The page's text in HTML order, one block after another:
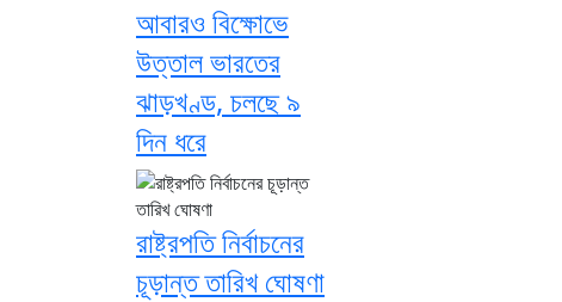
আবারও বিক্ষোভে
উত্তাল ভারতের
ঝাড়খণ্ড, চলছে ৯
দিন ধরে
রাষ্ট্রপতি নির্বাচনের
চূড়ান্ত তারিখ ঘোষণা